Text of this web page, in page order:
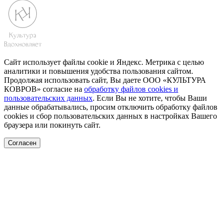
Сайт использует файлы cookie и Яндекс. Метрика с целью
аналитики и повышения удобства пользования сайтом.
Продолжая использовать сайт, Вы даете ООО «КУЛЬТУРА
КОВРОВ» согласие на обработку файлов cookies и
пользовательских данных. Если Вы не хотите, чтобы Ваши
данные обрабатывались, просим отключить обработку файлов
cookies и сбор пользовательских данных в настройках Вашего
браузера или покинуть сайт.
Согласен